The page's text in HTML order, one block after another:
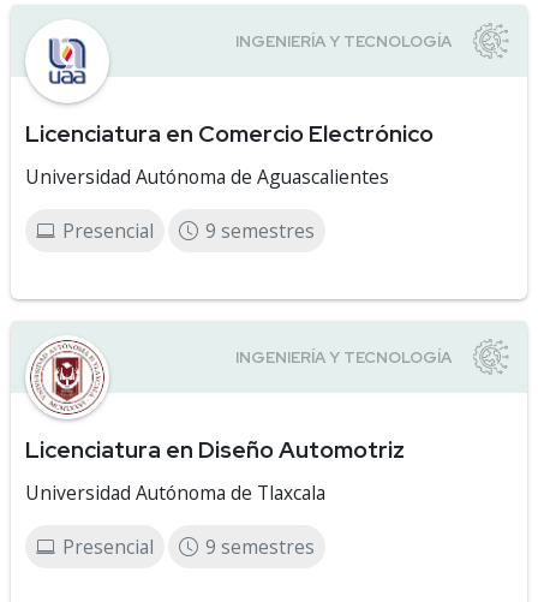
Licenciatura en Comercio Electrónico
Universidad Autónoma de Aguascalientes
Presencial 9 semestres
Licenciatura en Diseño Automotriz
Universidad Autónoma de Tlaxcala
Presencial 9 semestres